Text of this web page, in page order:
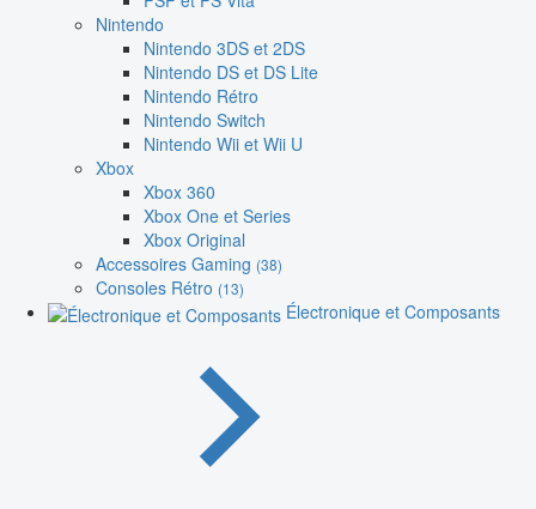
Nintendo
Nintendo 3DS et 2DS
Nintendo DS et DS Lite
Nintendo Rétro
Nintendo Switch
Nintendo Wii et Wii U
Xbox
Xbox 360
Xbox One et Series
Xbox Original
Accessoires Gaming (38)
Consoles Rétro (13)
Électronique et Composants